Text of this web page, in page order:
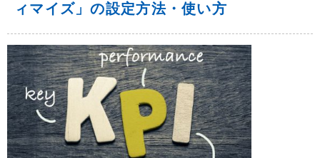
ィマイズ」の設定方法・使い方